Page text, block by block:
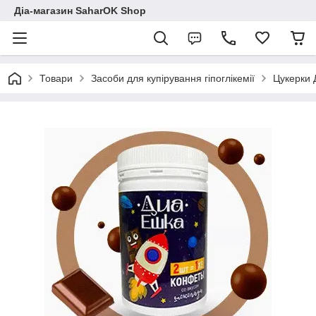
Діа-магазин SaharOK Shop
Товари Засоби для купірування гіпоглікемії Цукерки